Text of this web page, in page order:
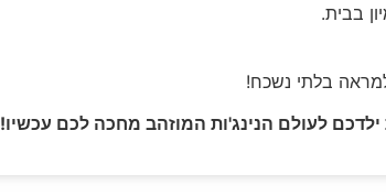
בבית.
למראה בלתי נשכח!
לעולם הנינג'ות המוזהב מחכה לכם עכשיו!